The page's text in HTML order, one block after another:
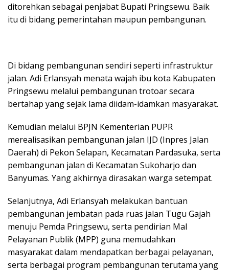
ditorehkan sebagai penjabat Bupati Pringsewu. Baik
itu di bidang pemerintahan maupun pembangunan.
Di bidang pembangunan sendiri seperti infrastruktur
jalan. Adi Erlansyah menata wajah ibu kota Kabupaten
Pringsewu melalui pembangunan trotoar secara
bertahap yang sejak lama diidam-idamkan masyarakat.
Kemudian melalui BPJN Kementerian PUPR
merealisasikan pembangunan jalan IJD (Inpres Jalan
Daerah) di Pekon Selapan, Kecamatan Pardasuka, serta
pembangunan jalan di Kecamatan Sukoharjo dan
Banyumas. Yang akhirnya dirasakan warga setempat.
Selanjutnya, Adi Erlansyah melakukan bantuan
pembangunan jembatan pada ruas jalan Tugu Gajah
menuju Pemda Pringsewu, serta pendirian Mal
Pelayanan Publik (MPP) guna memudahkan
masyarakat dalam mendapatkan berbagai pelayanan,
serta berbagai program pembangunan terutama yang